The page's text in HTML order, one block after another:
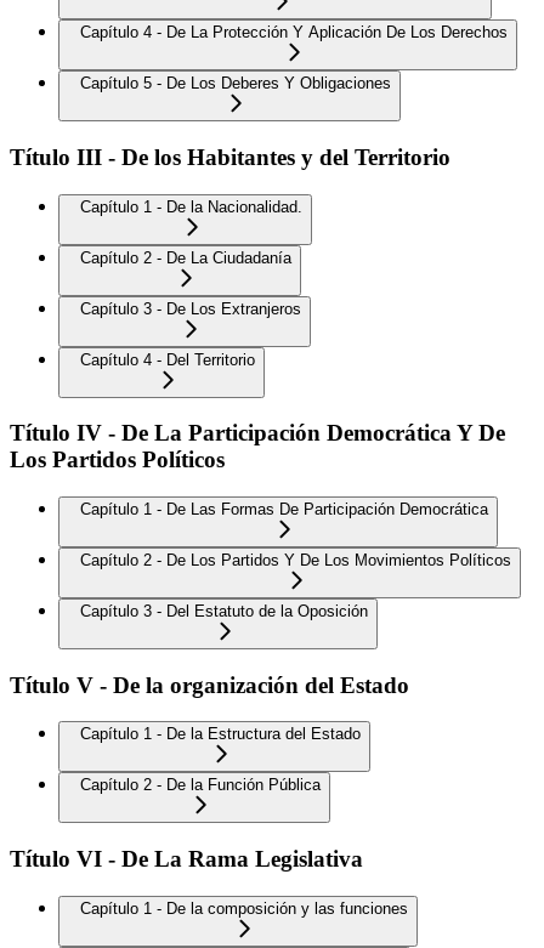
Capítulo 4 - De La Protección Y Aplicación De Los Derechos
Capítulo 5 - De Los Deberes Y Obligaciones
Título III - De los Habitantes y del Territorio
Capítulo 1 - De la Nacionalidad.
Capítulo 2 - De La Ciudadanía
Capítulo 3 - De Los Extranjeros
Capítulo 4 - Del Territorio
Título IV - De La Participación Democrática Y De
Los Partidos Políticos
Capítulo 1 - De Las Formas De Participación Democrática
Capítulo 2 - De Los Partidos Y De Los Movimientos Políticos
Capítulo 3 - Del Estatuto de la Oposición
Título V - De la organización del Estado
Capítulo 1 - De la Estructura del Estado
Capítulo 2 - De la Función Pública
Título VI - De La Rama Legislativa
Capítulo 1 - De la composición y las funciones